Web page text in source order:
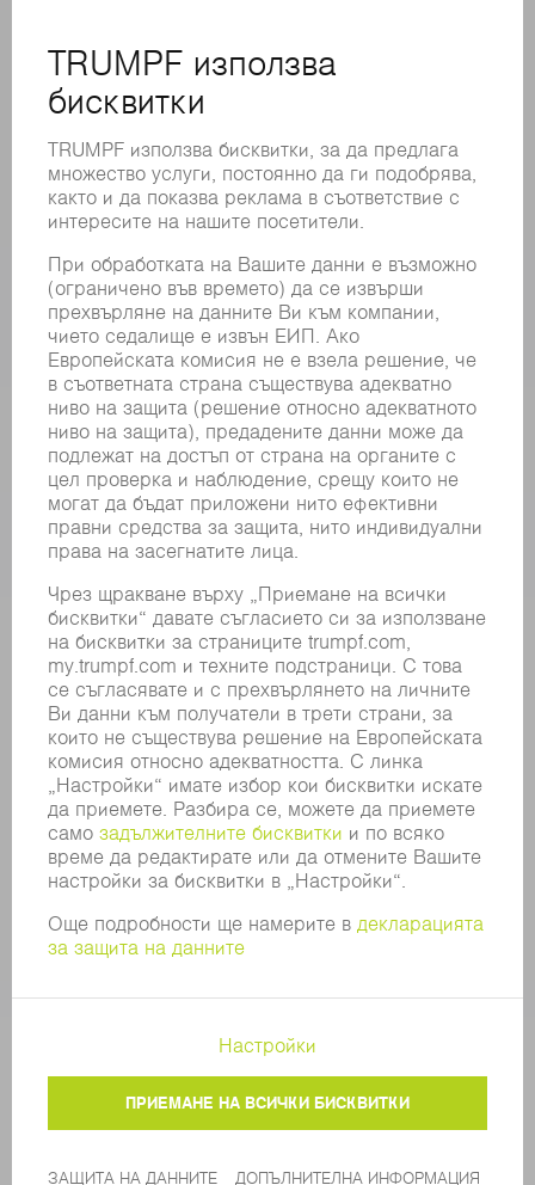
ОНЛАЙН УСЛУГИ
КОНТАКТИ
ФИЛИАЛИ
РЕГИСТРИРАНЕ ЗА БЮЛЕТИН
MYTRUMPF
ИНФОРМАЦИОННИ ЛИСТОВЕ ЗА БЕЗОПАСНОСТ
ПРОДУКТИ
ЛАЗЕР
СИЛОВА ЕЛЕКТРОНИКА
ЕЛЕКТРИЧЕСКИ ИНСТРУМЕНТИ
SMART FACTORY
СОФТУЕР
УСЛУГИ
ПРИЛОЖЕНИЯ
ОТРАСЛИ
КОМПАНИЯТА
КАРИЕРИ
СВОБОДНИ ПОЗИЦИИ
ПРОФИЛ НА КОМПАНИЯТА
УПРАВИТЕЛЕН СЪВЕТ
ГОДИШЕН ДОКЛАД
БИЗНЕС ПРИНЦИПИ
СЪОТВЕТСТВИЕ
СИСТЕМА ЗА ПОДАВАНЕ НА СИГНАЛИ
SECURITY
ПРЕССЪОБЩЕНИЯ
СПИСАНИЯ
УСТОЙЧИВОСТ
КЛИМАТ И ОКОЛНА СРЕДА
СОЦИАЛНИ ВЪПРОСИ И ОБЩЕСТВО
УПРАВЛЕНИЕ НА КОМПАНИЯТА
ЗАЩИТА НА ДАННИТЕ
НАСТРОЙКИ ЧАСТНА СФЕРА